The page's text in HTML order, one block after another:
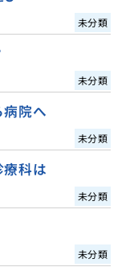
未分類
未分類
院へ
未分類
科は
未分類
未分類